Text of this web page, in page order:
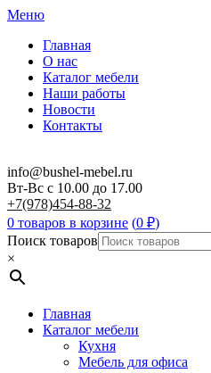
Меню
Главная
О нас
Каталог мебели
Наши работы
Новости
Контакты
info@bushel-mebel.ru
Вт-Вс c 10.00 до 17.00
+7(978)454-88-32
0 товаров в корзине (0 ₽)
Поиск товаров
×
Главная
Каталог мебели
Кухня
Мебель для офиса